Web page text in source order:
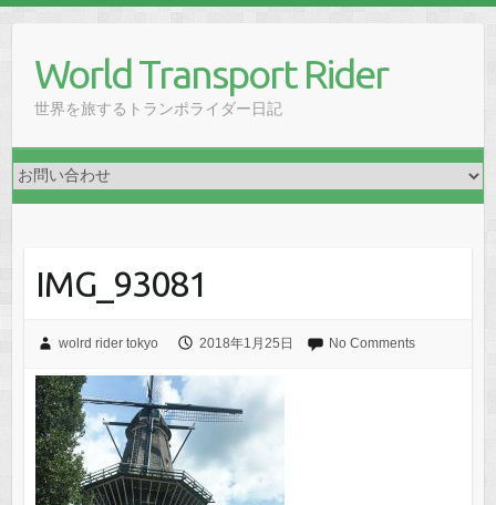
contentWorld Transport Rider
世界を旅するトランポライダー日記
IMG_93081
wolrd rider tokyo 2018年1月25日 No Comments